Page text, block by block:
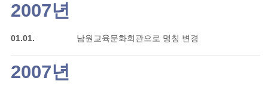
2007년
01.01. 남원교육문화회관으로 명칭 변경
2007년